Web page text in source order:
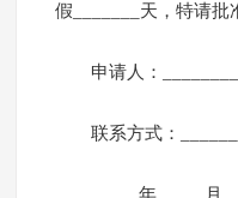
假_______天，特请批
申请人：_________
联系方式：